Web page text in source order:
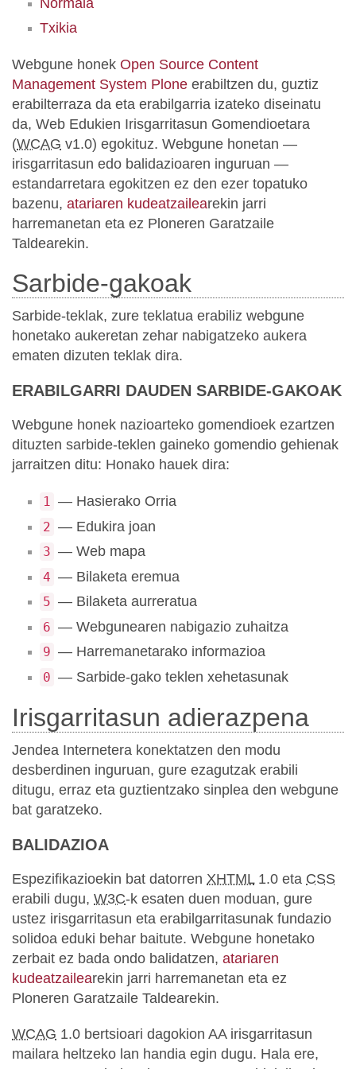
Txikia
Webgune honek Open Source Content
Management System Plone erabiltzen du, guztiz
erabilterraza da eta erabilgarria izateko diseinatu
da, Web Edukien Irisgarritasun Gomendioetara
(WCAG v1.0) egokituz. Webgune honetan —
irisgarritasun edo balidazioaren inguruan —
estandarretara egokitzen ez den ezer topatuko
bazenu, atariaren kudeatzailearekin jarri
harremanetan eta ez Ploneren Garatzaile
Taldearekin.
Sarbide-gakoak
Sarbide-teklak, zure teklatua erabiliz webgune
honetako aukeretan zehar nabigatzeko aukera
ematen dizuten teklak dira.
ERABILGARRI DAUDEN SARBIDE-GAKOAK
Webgune honek nazioarteko gomendioek ezartzen
dituzten sarbide-teklen gaineko gomendio gehienak
jarraitzen ditu: Honako hauek dira:
1 — Hasierako Orria
2 — Edukira joan
3 — Web mapa
4 — Bilaketa eremua
5 — Bilaketa aurreratua
6 — Webgunearen nabigazio zuhaitza
9 — Harremanetarako informazioa
0 — Sarbide-gako teklen xehetasunak
Irisgarritasun adierazpena
Jendea Internetera konektatzen den modu
desberdinen inguruan, gure ezagutzak erabili
ditugu, erraz eta guztientzako sinplea den webgune
bat garatzeko.
BALIDAZIOA
Espezifikazioekin bat datorren XHTML1.0 eta CSS
erabili dugu, W3C-k esaten duen moduan, gure
ustez irisgarritasun eta erabilgarritasunak fundazio
solidoa eduki behar baitute. Webgune honetako
zerbait ez bada ondo balidatzen, atariaren
kudeatzailearekin jarri harremanetan eta ez
Ploneren Garatzaile Taldearekin.
WCAG 1.0 bertsioari dagokion AA irisgarritasun
mailara heltzeko lan handia egin dugu. Hala ere,